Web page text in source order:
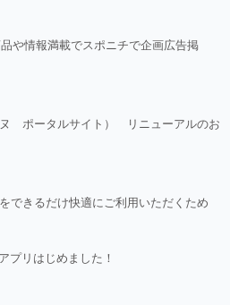
や情報満載でスポニチで企画広告掲
ヌ ポータルサイト） リニューアルのお
できるだけ快適にご利用いただくため
プリはじめました！